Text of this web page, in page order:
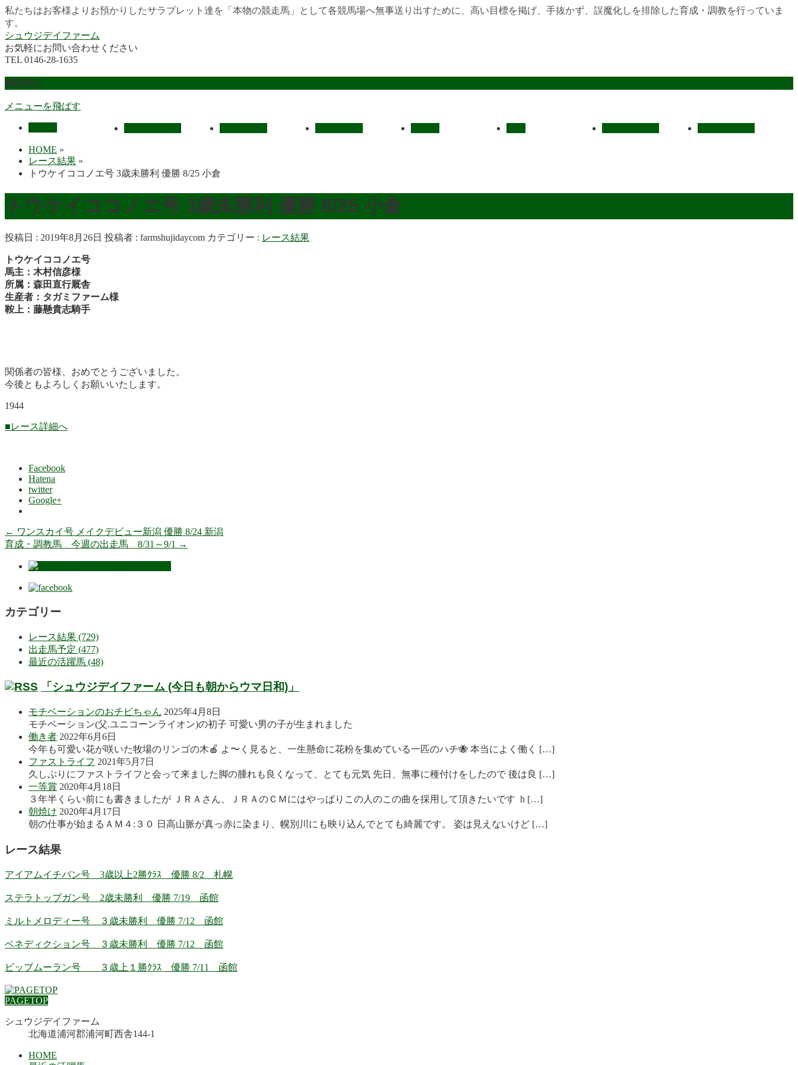
私たちはお客様よりお預かりしたサラブレット達を「本物の競走馬」として各競馬場へ無事送り出すために、高い目標を掲げ、手抜かず、誤魔化しを排除した育成・調教を行っていま
す。
シュウジデイファーム
お気軽にお問い合わせください
TEL 0146-28-1635
MENU
メニューを飛ばす
HOME »
レース結果 »
トウケイココノエ号 3歳未勝利 優勝 8/25 小倉
トウケイココノエ号 3歳未勝利 優勝 8/25 小倉
投稿日 : 2019年8月26日 投稿者 : farmshujidaycom カテゴリー : レース結果
トウケイココノエ号
馬主：木村信彦様
所属：森田直行厩舎
生産者：タガミファーム様
鞍上：藤懸貴志騎手
関係者の皆様、おめでとうございました。
今後ともよろしくお願いいたします。
1944
■レース詳細へ
Facebook
Hatena
twitter
Google+
← ワンスカイ号 メイクデビュー新潟 優勝 8/24 新潟
育成・調教馬 今週の出走馬 8/31～9/1 →
カテゴリー
レース結果 (729)
出走馬予定 (477)
最近の活躍馬 (48)
「シュウジデイファーム (今日も朝からウマ日和)」
モチベーションのおチビちゃん 2025年4月8日
モチベーション(父.ユニコーンライオン)の初子 可愛い男の子が生まれました
働き者 2022年6月6日
今年も可愛い花が咲いた牧場のリンゴの木🍎 よ〜く見ると、一生懸命に花粉を集めている一匹のハチ🐝 本当によく働く […]
ファストライフ 2021年5月7日
久しぶりにファストライフと会って来ました脚の腫れも良くなって、とても元気 先日、無事に種付けをしたので 後は良 […]
一等賞 2020年4月18日
３年半くらい前にも書きましたが ＪＲＡさん、ＪＲＡのＣＭにはやっぱりこの人のこの曲を採用して頂きたいです h […]
朝焼け 2020年4月17日
朝の仕事が始まるＡＭ４:３０ 日高山脈が真っ赤に染まり、幌別川にも映り込んでとても綺麗です。 姿は見えないけど […]
レース結果
アイアムイチバン号 3歳以上2勝ｸﾗｽ 優勝 8/2 札幌
ステラトップガン号 2歳未勝利 優勝 7/19 函館
ミルトメロディー号 ３歳未勝利 優勝 7/12 函館
ベネディクション号 ３歳未勝利 優勝 7/12 函館
ビップムーラン号 ３歳上１勝ｸﾗｽ 優勝 7/11 函館
PAGETOP
シュウジデイファーム
北海道浦河郡浦河町西舎144-1
HOME